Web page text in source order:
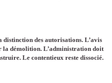
distinction des autorisations. L’avis
la démolition. L’administration doit
Le contentieux reste dissocié.